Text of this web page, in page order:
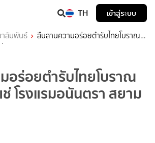
TH เข้าสู่ระบบ
าสัมพันธ์
สืบสานความอร่อยตำรับไทยโบราณ
นตรา สยาม กรุงเทพฯ
อร่อยตำรับไทยโบราณ
โรงแรมอนันตรา สยาม